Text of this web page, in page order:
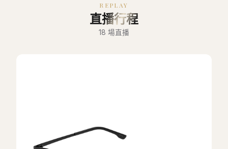
REPLAY
直播行程
18 場直播